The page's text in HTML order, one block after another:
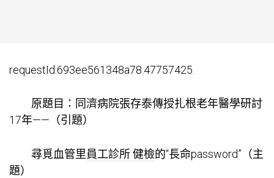
requestId:693ee561348a78.47757425.
原題目：同濟病院張存泰傳授扎根老年醫學研討
17年——（引題）
尋覓血管里員工診所 健檢的“長命password”（主
題）